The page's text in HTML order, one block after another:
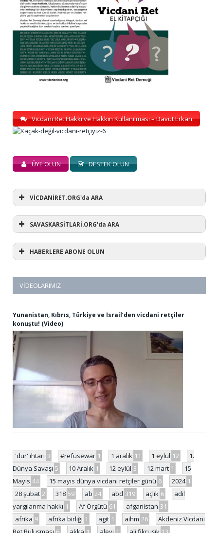
Vicdani Ret Hakkı ve Hakkın Kullanılması – Davut Erkan
ÜYE OLUN DESTEK OLUN
VİCDANİRET.ORG'da ARA
SAVASKARSİTLARİ.ORG'da ARA
HABERLERE ABONE OLUN
VIDEOLARIMIZ
Yunanistan, Kıbrıs, Türkiye ve İsrail’den vicdani retçiler
konuştu! (Video)
'dur' ihtarı 3 #refusewar 1 1 aralık 11 1 eylül 12
1.
Dünya Savaşı 5 10 Aralık 1 12 eylül 3 12 mart 1
15
Mayıs 44 15 mayıs dünya vicdani retçiler günü 6 2024 1
28 şubat 2 318 59 ab 24 abd 319 açlık 6
adil
yargılanma hakkı 1 Af Örgütü 61 afganistan 31
afrika 9 afrika birliği 1 agit 1 aihm 26
Akdeniz Vicdani